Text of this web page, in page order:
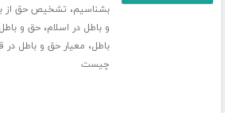
بشناسیم، تشخیص حق از
و باطل در اسلام،حق و
باطل، معیار حق و باطل در
چیست